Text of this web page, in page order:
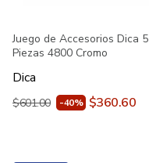
Juego de Accesorios Dica 5
Piezas 4800 Cromo
Dica
$601.00 -40% $360.60